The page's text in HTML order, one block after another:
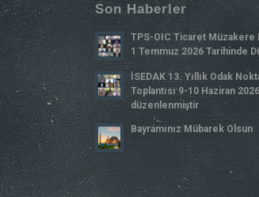
Son Haberler
TPS-OIC Ticaret Müzakere
1 Temmuz 2026 Tarihinde
İSEDAK 13. Yıllık Odak
Toplantısı 9-10 Haziran
düzenlenmiştir
Bayramınız Mübarek Olsun